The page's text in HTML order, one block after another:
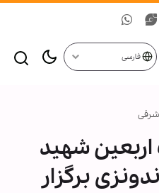
فارسی
شرقی
شهید
برگزار